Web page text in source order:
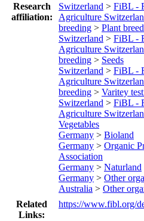
Research
affiliation:
Switzerland > FiBL -
Agriculture
breeding > Plant
Switzerland > FiBL -
Agriculture
breeding > Seeds
Switzerland > FiBL -
Agriculture
breeding > Varitey
Switzerland > FiBL -
Agriculture
Vegetables
Germany > Bioland
Germany > Organic
Association
Germany > Naturland
Germany > Other
Australia > Other
Related
Links:
https://www.fibl.org/